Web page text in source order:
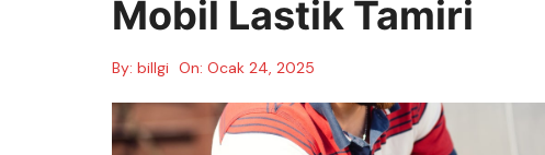
Mobil Lastik Tamiri
By: billgi On: Ocak 24, 2025